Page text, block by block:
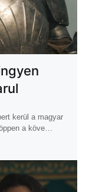
kerül a magyar
a köve…